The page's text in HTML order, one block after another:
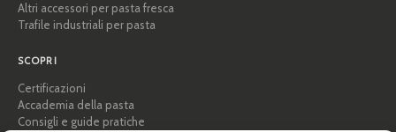
Altri accessori per pasta fresca
Trafile industriali per pasta
SCOPRI
Certificazioni
Accademia della pasta
Consigli e guide pratiche